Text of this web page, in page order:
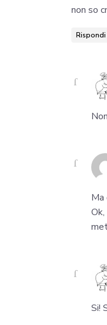
non so
Rispondi
Ma
Si!